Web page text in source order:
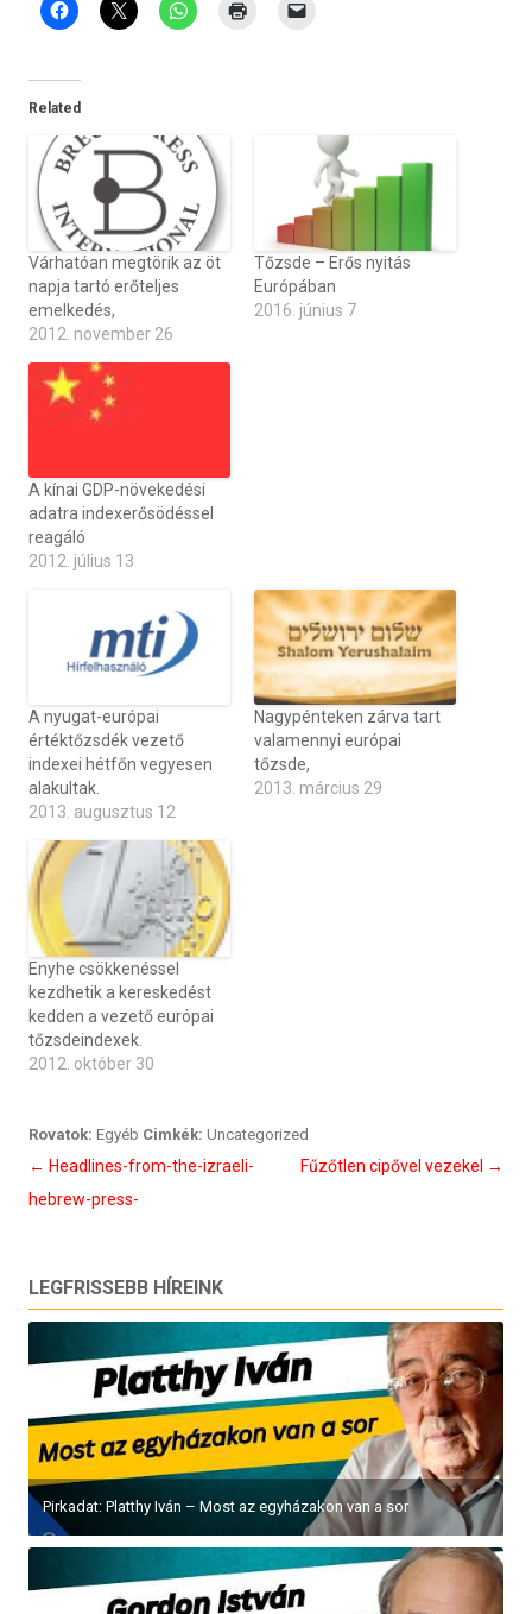
Related
Várhatóan megtörik az öt
napja tartó erőteljes
emelkedés,
2012. november 26
Tőzsde – Erős nyitás
Európában
2016. június 7
A kínai GDP-növekedési
adatra indexerősödéssel
reagáló
2012. július 13
A nyugat-európai
értéktőzsdék vezető
indexei hétfőn vegyesen
alakultak.
2013. augusztus 12
Nagypénteken zárva tart
valamennyi európai
tőzsde,
2013. március 29
Enyhe csökkenéssel
kezdhetik a kereskedést
kedden a vezető európai
tőzsdeindexek.
2012. október 30
Rovatok: Egyéb Cimkék: Uncategorized
Bejegyzés
navigáció
← Headlines-from-the-izraeli-
hebrew-press-
Fűzőtlen cipővel vezekel →
LEGFRISSEBB HÍREINK
Pirkadat: Platthy Iván – Most az egyházakon van a sor